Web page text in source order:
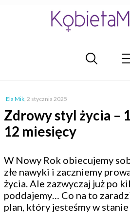
Ela Mik, 2 stycznia 2025
Zdrowy styl życia –
12 miesięcy
W Nowy Rok obiecujemy
złe nawyki i zaczniemy
życia. Ale zazwyczaj już po
poddajemy… Co na to
plan, który jesteśmy w